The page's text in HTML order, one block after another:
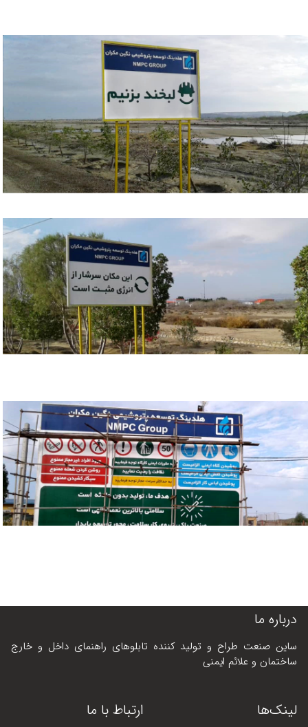
درباره ما
ساین صنعت طراح و تولید کننده تابلوهای راهنمای داخل و خارج
ساختمان و علائم ایمنی
لینک‌ها ارتباط با ما